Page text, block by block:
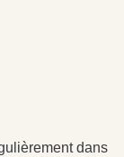
dans